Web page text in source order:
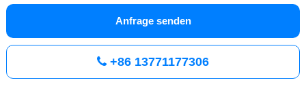
Anfrage senden
+86 13771177306